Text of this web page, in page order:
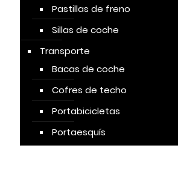
Pastillas de freno
Sillas de coche
Transporte
Bacas de coche
Cofres de techo
Portabicicletas
Portaesquís